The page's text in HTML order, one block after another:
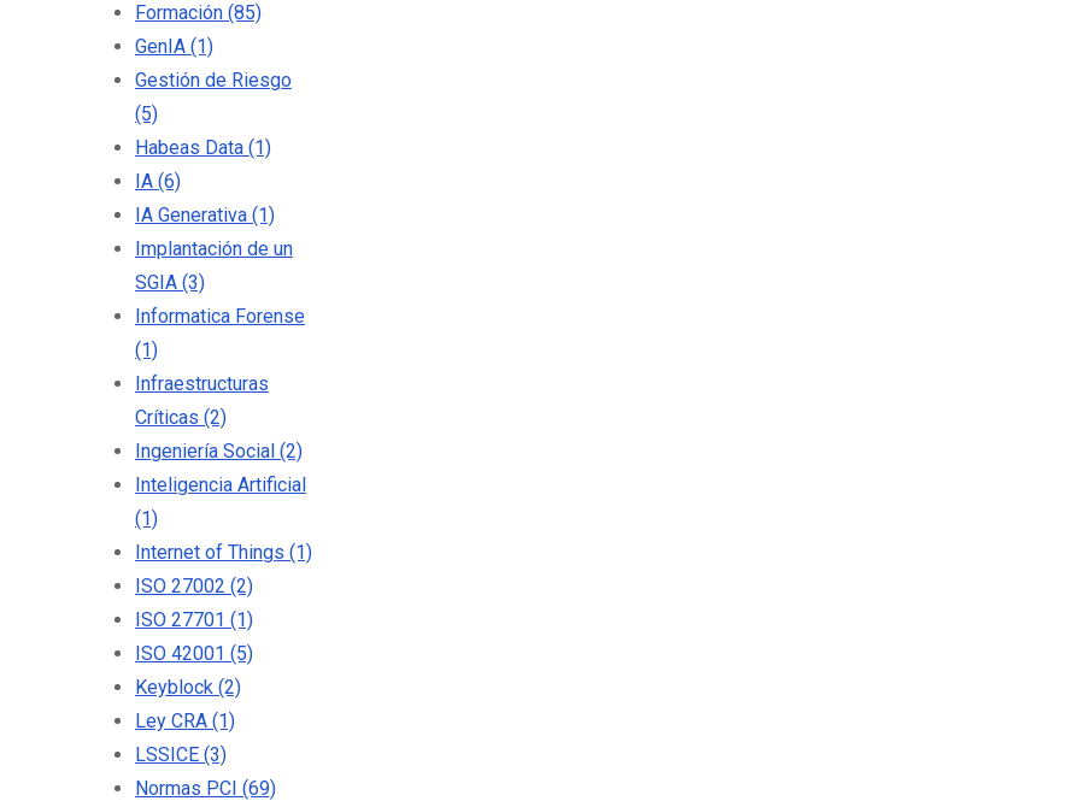
Formación (85)
GenIA (1)
Gestión de Riesgo
(5)
Habeas Data (1)
IA (6)
IA Generativa (1)
Implantación de un
SGIA (3)
Informatica Forense
(1)
Infraestructuras
Críticas (2)
Ingeniería Social (2)
Inteligencia Artificial
(1)
Internet of Things (1)
ISO 27002 (2)
ISO 27701 (1)
ISO 42001 (5)
Keyblock (2)
Ley CRA (1)
LSSICE (3)
Normas PCI (69)